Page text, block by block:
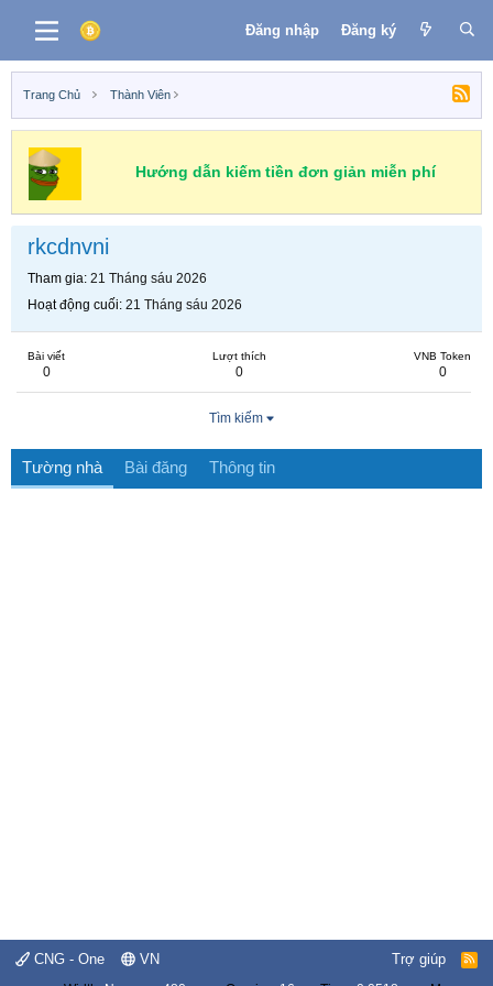
Đăng nhập Đăng ký
Trang Chủ Thành Viên
Hướng dẫn kiếm tiền đơn giản miễn phí
rkcdnvni
Tham gia 21 Tháng sáu 2026
Hoạt động cuối 21 Tháng sáu 2026
Bài viết
0
Lượt thích
0
VNB Token
0
Tìm kiếm
Tường nhà Bài đăng Thông tin
CNG - One VN Trợ giúp
R